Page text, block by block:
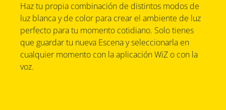
Haz tu propia combinación de distintos modos de
luz blanca y de color para crear el ambiente de luz
perfecto para tu momento cotidiano. Solo tienes
que guardar tu nueva Escena y seleccionarla en
cualquier momento con la aplicación WiZ o con la
voz.